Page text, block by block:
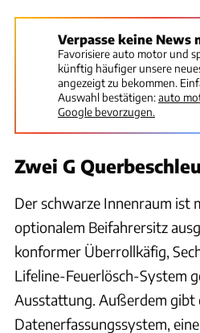
Verpasse keine News
Favorisiere auto motor und
künftig häufiger unsere
angezeigt zu bekommen.
Auswahl bestätigen:auto
Google bevorzugen.
Zwei G
Der schwarze Innenraum ist
optionalem Beifahrersitz
konformer Überrollkäfig,
Lifeline-Feuerlösch-System
Ausstattung. Außerdem gibt
Datenerfassungssystem,